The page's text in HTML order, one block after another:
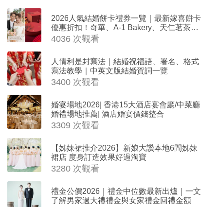
2026人氣結婚餅卡禮券一覽｜最新嫁喜餅卡
優惠折扣！奇華、A-1 Bakery、天仁茗茶、
ROYCE'、Paul Lafayet、agnès b.
4036 次觀看
人情利是封寫法｜結婚祝福語、署名、格式
寫法教學｜中英文版結婚賀詞一覽
3400 次觀看
婚宴場地2026| 香港15大酒店宴會廳/中菜廳
婚禮場地推薦| 酒店婚宴價錢整合
3309 次觀看
【姊妹裙推介2026】新娘大讚本地6間姊妹
裙店 度身訂造效果好過淘寶
3280 次觀看
禮金公價2026｜禮金中位數最新出爐｜一文
了解男家過大禮禮金與女家禮金回禮金額